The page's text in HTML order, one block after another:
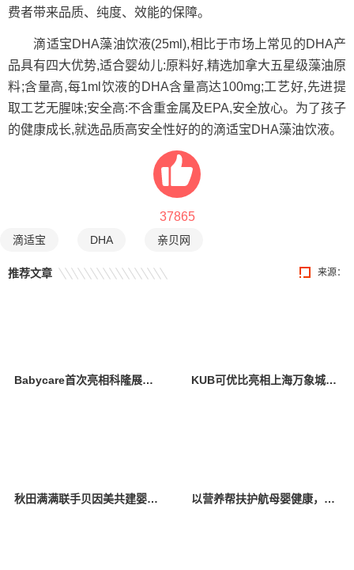
费者带来品质、纯度、效能的保障。
滴适宝DHA藻油饮液(25ml),相比于市场上常见的DHA产
品具有四大优势,适合婴幼儿:原料好,精选加拿大五星级藻油原
料;含量高,每1ml饮液的DHA含量高达100mg;工艺好,先进提
取工艺无腥味;安全高:不含重金属及EPA,安全放心。为了孩子
的健康成长,就选品质高安全性好的的滴适宝DHA藻油饮液。
37865
滴适宝 DHA 亲贝网
来源：
推荐文章
Babycare首次亮相科隆展，创新设计与卓越产品力引全球瞩目 KUB可优比亮相上海万象城，引领自然式养育新风尚
秋田满满联手贝因美共建婴辅营养联合创新实验室 深拓婴辅领域科研创新 以营养帮扶护航母婴健康，金领冠50°超凡守护公益行动落地云南